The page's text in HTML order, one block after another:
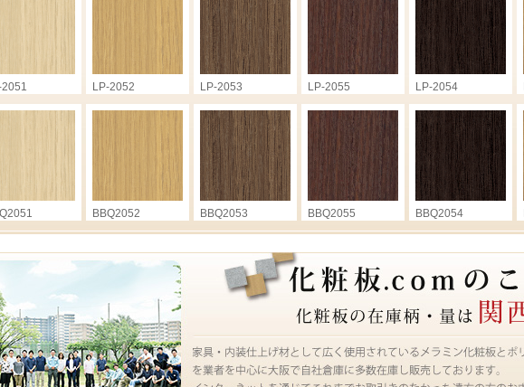
LP-2052 LP-2053 LP-2055 LP-2054
BBQ2052 BBQ2053 BBQ2055 BBQ2054